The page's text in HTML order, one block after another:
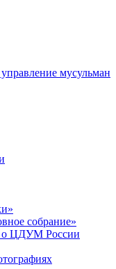
мусульман
собрание»
о ЦДУМ России